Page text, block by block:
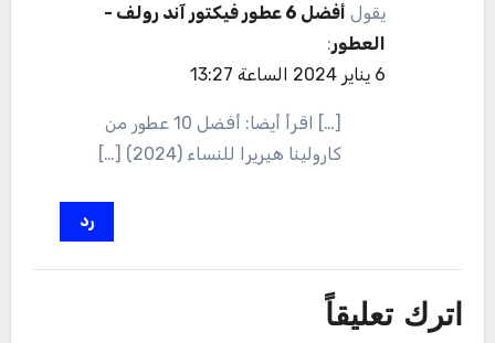
يقول
أفضل 6 عطور فيكتور آند رولف -
العطور:
6 يناير 2024 الساعة 13:27
[…] اقرأ أيضا: أفضل 10 عطور من
كارولينا هيريرا للنساء (2024) […]
رد
اترك تعليقاً